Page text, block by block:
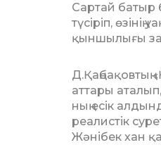
Сартай батыр
түсіріп,
қыншылығы
аттары
ның есік
реалистік
Жәні­бек хан